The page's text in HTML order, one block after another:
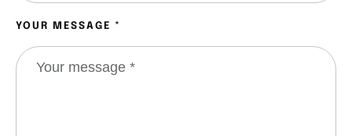
YOUR MESSAGE *